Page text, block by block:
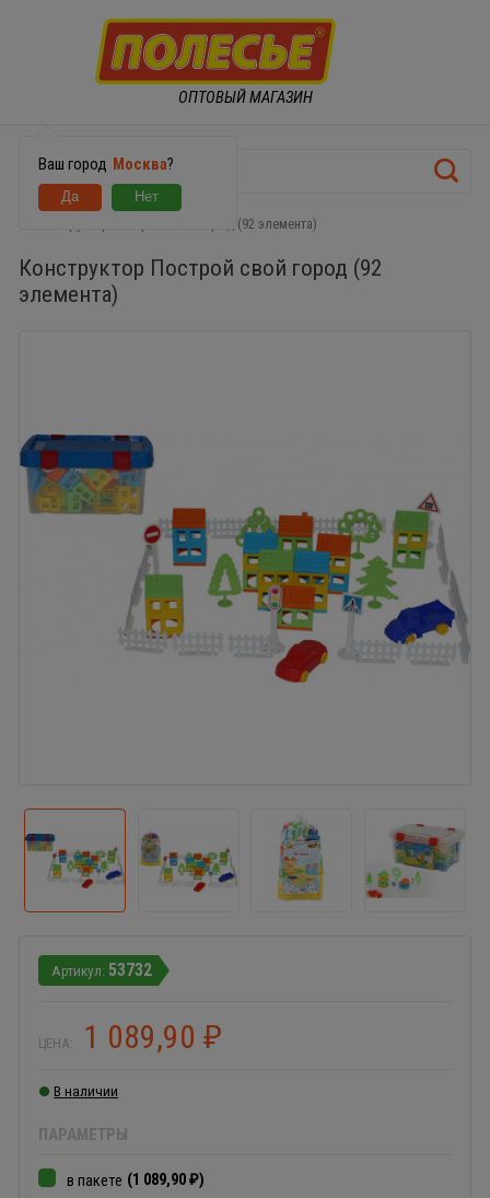
ОПТОВЫЙ МАГАЗИН
Ваш город Москва?
Конструктор Построй свой город (92 элемента)
Конструктор Построй свой город (92
элемента)
53732
ЦЕНА: 1 089,90 ₽
В наличии
ПАРАМЕТРЫ
в пакете (1 089,90 ₽)